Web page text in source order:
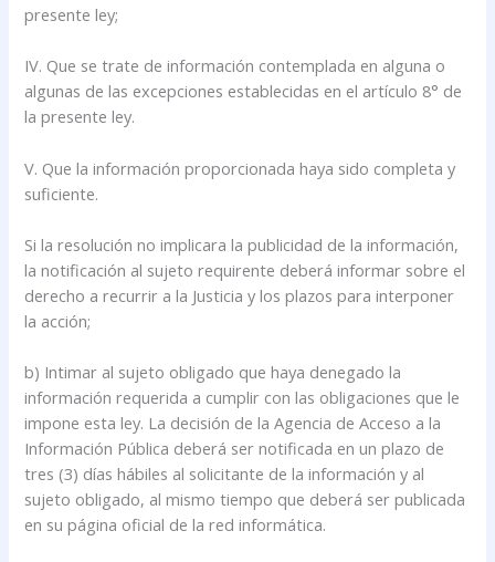
presente ley;
IV. Que se trate de información contemplada en alguna o
algunas de las excepciones establecidas en el artículo 8° de
la presente ley.
V. Que la información proporcionada haya sido completa y
suficiente.
Si la resolución no implicara la publicidad de la información,
la notificación al sujeto requirente deberá informar sobre el
derecho a recurrir a la Justicia y los plazos para interponer
la acción;
b) Intimar al sujeto obligado que haya denegado la
información requerida a cumplir con las obligaciones que le
impone esta ley. La decisión de la Agencia de Acceso a la
Información Pública deberá ser notificada en un plazo de
tres (3) días hábiles al solicitante de la información y al
sujeto obligado, al mismo tiempo que deberá ser publicada
en su página oficial de la red informática.